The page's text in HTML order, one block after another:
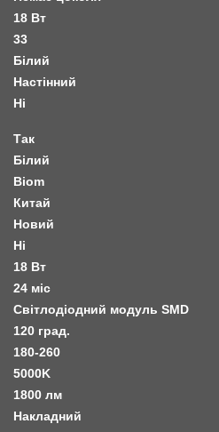
18 Вт
33
Білий
Настінний
Ні
Так
Білий
Biom
Китай
Новий
Ні
18 Вт
24 міс
Світлодіодний модуль SMD
120 град.
180-260
5000K
1800 лм
Накладний